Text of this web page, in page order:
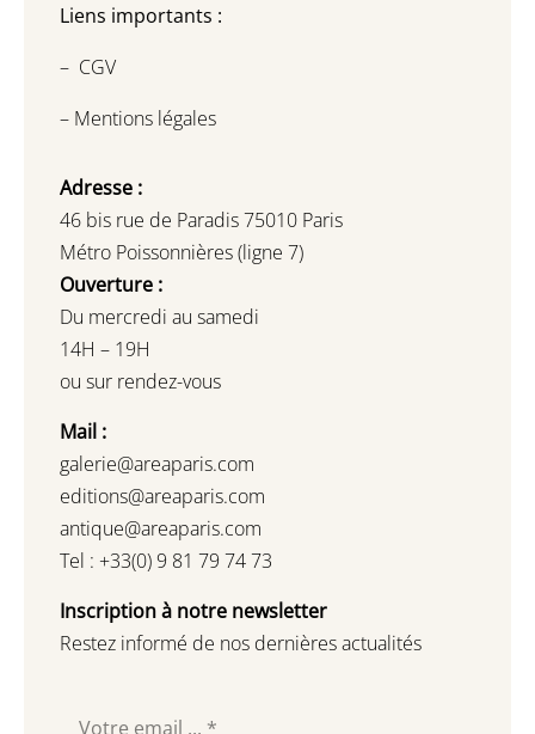
Liens importants :
– CGV
– Mentions légales
Adresse :
46 bis rue de Paradis 75010 Paris
Métro Poissonnières (ligne 7)
Ouverture :
Du mercredi au samedi
14H – 19H
ou sur rendez-vous
Mail :
galerie@areaparis.com
editions@areaparis.com
antique@areaparis.com
Tel : +33(0) 9 81 79 74 73
Inscription à notre newsletter
Restez informé de nos dernières actualités